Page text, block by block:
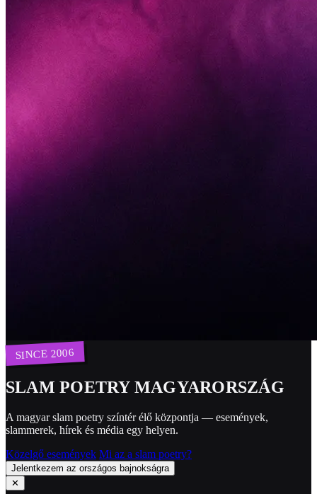
SINCE 2006
SLAM POETRY MAGYARORSZÁG
A magyar slam poetry színtér élő központja — események,
slammerek, hírek és média egy helyen.
Közelgő események Mi az a slam poetry?
Jelentkezem az országos bajnokságra
✕